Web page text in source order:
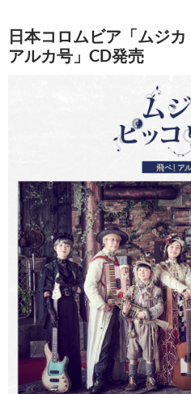
日本コロムビア「ムジカ
アルカ号」CD発売